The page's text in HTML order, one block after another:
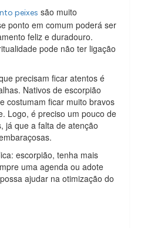
peixes são muito
ponto em comum poderá ser
feliz e duradouro.
pode não ter ligação
precisam ficar atentos é
Nativos de escorpião
costumam ficar muito bravos
Logo, é preciso um pouco de
já que a falta de atenção
escorpião, tenha mais
uma agenda ou adote
ajudar na otimização do